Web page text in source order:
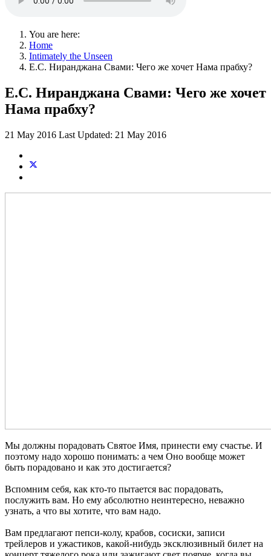
You are here:
Home
Intimately the Unseen
Е.С. Ниранджана Свами: Чего же хочет Нама прабху?
Е.С. Ниранджана Свами: Чего же хочет
Нама прабху?
21 May 2016 Last Updated: 21 May 2016
Мы должны порадовать Святое Имя, принести ему счастье. И
поэтому надо хорошо понимать: а чем Оно вообще может
быть порадовано и как это достигается?
Вспомним себя, как кто-то пытается вас порадовать,
послужить вам. Но ему абсолютно неинтересно, неважно
узнать, а что вы хотите, что вам надо.
Вам предлагают пепси-колу, крабов, сосиски, записи
трейлеров и ужастиков, какой-нибудь эксклюзивный билет на